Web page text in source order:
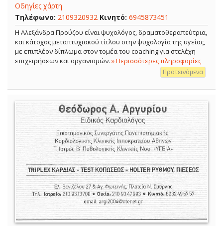
Οδηγίες χάρτη
Τηλέφωνο: 2109320932 Κινητό: 6945873451
Η Αλεξάνδρα Προύζου είναι ψυχολόγος, δραματοθεραπεύτρια,
και κάτοχος μεταπτυχιακού τίτλου στην ψυχολογία της υγείας,
με επιπλέον δίπλωμα στον τομέα του coaching για στελέχη
επιχειρήσεων και οργανισμών. » Περισσότερες πληροφορίες
Προτεινόμενα